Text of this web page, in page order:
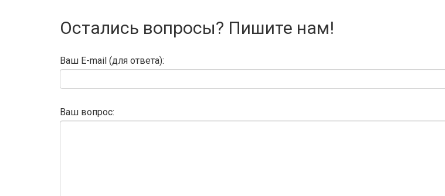
Остались вопросы? Пишите нам!
Ваш E-mail (для ответа):
Ваш вопрос: